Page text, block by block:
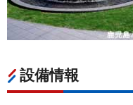
設備情報